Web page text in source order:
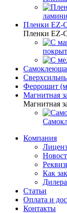
Пленки EZ-
Пленки EZ-
Феррошит
Магнитная
Магнитная
Компания
Как
Статьи
Оплата и
Контакты